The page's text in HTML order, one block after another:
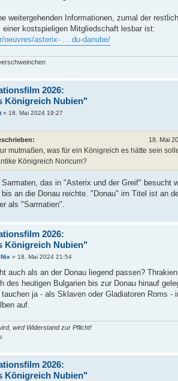
weitergehenden Informationen, zumal der
einer kostspieligen Mitgliedschaft lesbar ist:
oeuvres/asterix- ... du-danube/
2026:
Königreich Nubien"
» 18. Mai 2024 19:27
18. Mai
mutmaßen, was für ein Königreich es hätte sein
Königreich Noricum?
das in "Asterix und der Greif" besucht
an die Donau reichte. "Donau" im Titel ist an
als "Sarmatien".
2026:
Königreich Nubien"
» 18. Mai 2024 21:54
auch als an der Donau liegend passen?
des heutigen Bulgarien bis zur Donau hinauf
tauchen ja - als Sklaven oder Gladiatoren Roms -
auf.
wird Widerstand zur Pflicht!
2026:
Königreich Nubien"